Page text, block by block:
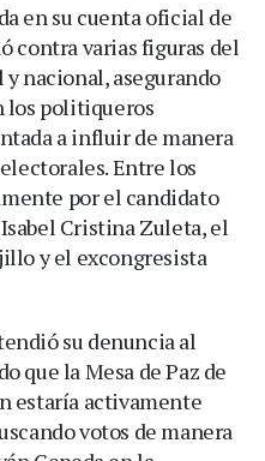
en su cuenta oficial de
contra varias figuras del
nacional, asegurando
los politiqueros
a influir de manera
Entre los
por el candidato
Cristina Zuleta, el
y el excongresista
su denuncia al
que la Mesa de Paz de
estaría activamente
votos de manera